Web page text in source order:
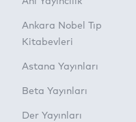
Ankara Nobel Tıp
Kitabevleri
Astana Yayınları
Beta Yayınları
Der Yayınları